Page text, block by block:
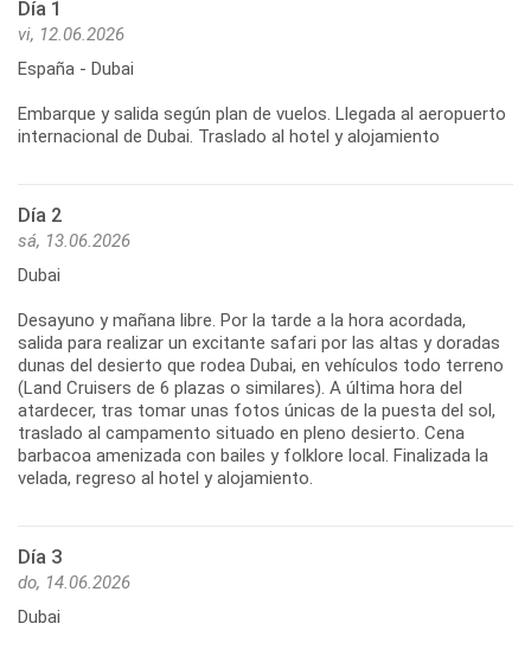
Día 1
vi, 12.06.2026
España - Dubai
Embarque y salida según plan de vuelos. Llegada al aeropuerto
internacional de Dubai. Traslado al hotel y alojamiento
Día 2
sá, 13.06.2026
Dubai
Desayuno y mañana libre. Por la tarde a la hora acordada,
salida para realizar un excitante safari por las altas y doradas
dunas del desierto que rodea Dubai, en vehículos todo terreno
(Land Cruisers de 6 plazas o similares). A última hora del
atardecer, tras tomar unas fotos únicas de la puesta del sol,
traslado al campamento situado en pleno desierto. Cena
barbacoa amenizada con bailes y folklore local. Finalizada la
velada, regreso al hotel y alojamiento.
Día 3
do, 14.06.2026
Dubai